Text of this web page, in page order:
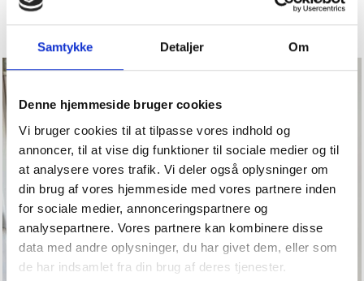
Samtykke Detaljer Om
Denne hjemmeside bruger cookies
Vi bruger cookies til at tilpasse vores indhold og
annoncer, til at vise dig funktioner til sociale medier og til
at analysere vores trafik. Vi deler også oplysninger om
din brug af vores hjemmeside med vores partnere inden
for sociale medier, annonceringspartnere og
analysepartnere. Vores partnere kan kombinere disse
data med andre oplysninger, du har givet dem, eller som
de har indsamlet fra din brug af deres tjenester.
Se produktet
På lager igen